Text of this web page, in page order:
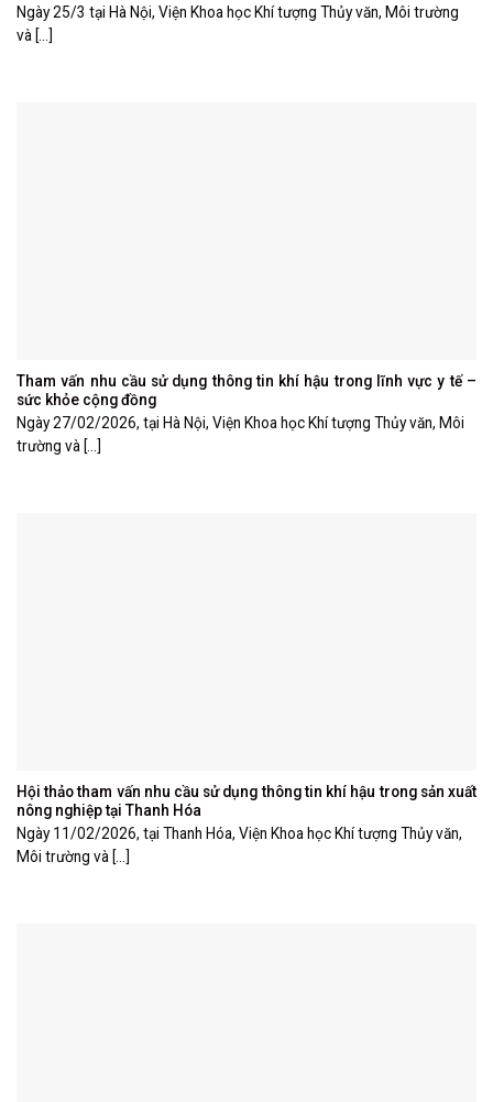
Ngày 25/3 tại Hà Nội, Viện Khoa học Khí tượng Thủy văn, Môi trường
và [...]
Tham vấn nhu cầu sử dụng thông tin khí hậu trong lĩnh vực y tế –
sức khỏe cộng đồng
Ngày 27/02/2026, tại Hà Nội, Viện Khoa học Khí tượng Thủy văn, Môi
trường và [...]
Hội thảo tham vấn nhu cầu sử dụng thông tin khí hậu trong sản xuất
nông nghiệp tại Thanh Hóa
Ngày 11/02/2026, tại Thanh Hóa, Viện Khoa học Khí tượng Thủy văn,
Môi trường và [...]